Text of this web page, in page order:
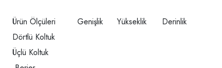
Ürün Ölçüleri Genişlik Yükseklik
Derinlik
Dörtlü Koltuk
Üçlü Koltuk